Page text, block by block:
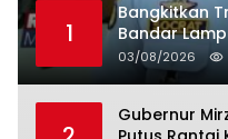
1
Bangkitkan
Bandar
03/08/2026
Gubernur